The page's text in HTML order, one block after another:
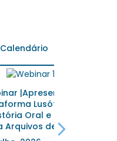
Calendário
da
Memória
Oral